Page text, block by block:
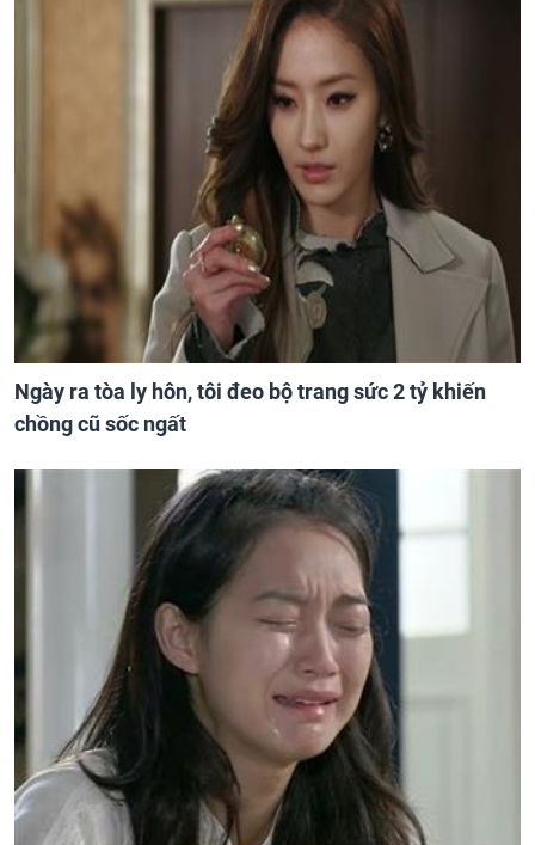
Ngày ra tòa ly hôn, tôi đeo bộ trang sức 2 tỷ khiến
chồng cũ sốc ngất